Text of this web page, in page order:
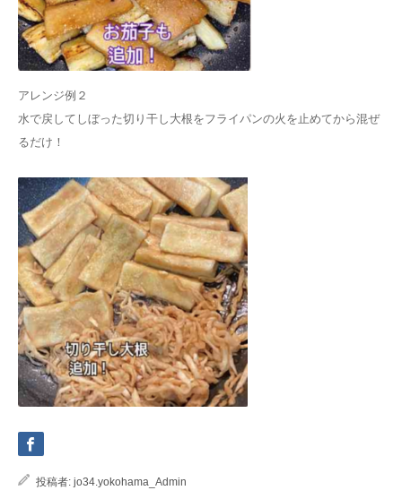
アレンジ例２
水で戻してしぼった切り干し大根をフライパンの火を止めてから混ぜ
るだけ！
投稿者: jo34.yokohama_Admin